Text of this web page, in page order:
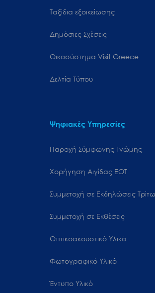
Ταξίδια εξοικείωσης
Δημόσιες Σχέσεις
Oικοσύστημα Visit Greece
Δελτία Τύπου
Ψηφιακές Υπηρεσίες
Παροχή Σύμφωνης Γνώμης
Χορήγηση Αιγίδας ΕΟΤ
Συμμετοχή σε Εκδηλώσεις
Συμμετοχή σε Εκθέσεις
Οπτικοακουστικό Υλικό
Φωτογραφικό Υλικό
Έντυπο Υλικό